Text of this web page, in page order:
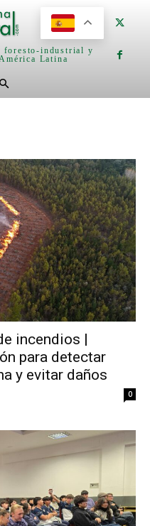
foresto-industrial y
Latina
incendios |
para detectar
y evitar daños
0